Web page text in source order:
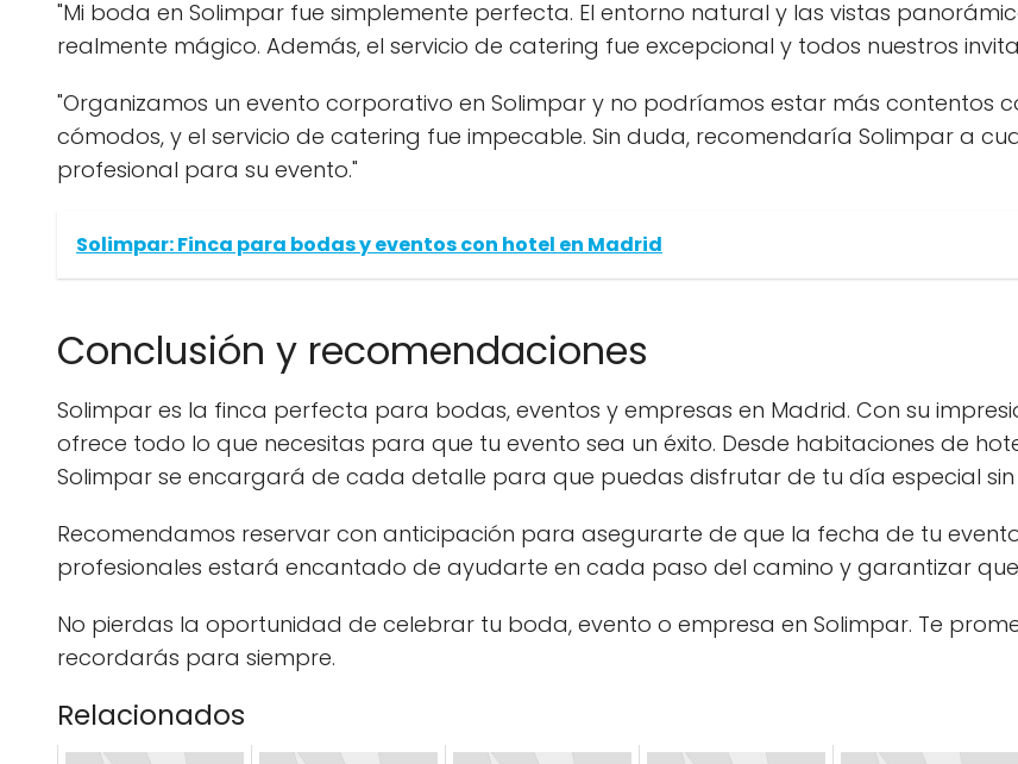
"Mi boda en Solimpar fue simplemente perfecta. El entorno natural y las vistas
realmente mágico. Además, el servicio de catering fue excepcional y todos nuestros
"Organizamos un evento corporativo en Solimpar y no podríamos estar más contentos
cómodos, y el servicio de catering fue impecable. Sin duda, recomendaría Solimpar a
profesional para su evento."
Solimpar: Finca para bodas y eventos con hotel en Madrid
Conclusión y recomendaciones
Solimpar es la finca perfecta para bodas, eventos y empresas en Madrid. Con su
ofrece todo lo que necesitas para que tu evento sea un éxito. Desde habitaciones de
Solimpar se encargará de cada detalle para que puedas disfrutar de tu día especial
Recomendamos reservar con anticipación para asegurarte de que la fecha de tu
profesionales estará encantado de ayudarte en cada paso del camino y garantizar
No pierdas la oportunidad de celebrar tu boda, evento o empresa en Solimpar. Te
recordarás para siempre.
Relacionados